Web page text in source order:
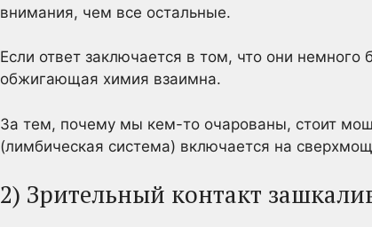
внимания, чем все остальные.
Если ответ заключается в том, что они
обжигающая химия взаимна.
За тем, почему мы кем-то очарованы, стоит
(лимбическая система) включается на
2) Зрительный контакт